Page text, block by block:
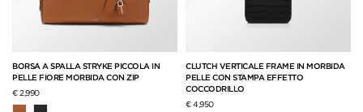
BORSA A SPALLA STRYKE PICCOLA IN
PELLE FIORE MORBIDA CON ZIP
€ 2,990
CLUTCH VERTICALE FRAME IN MORBIDA
PELLE CON STAMPA EFFETTO
COCCODRILLO
€ 4,950